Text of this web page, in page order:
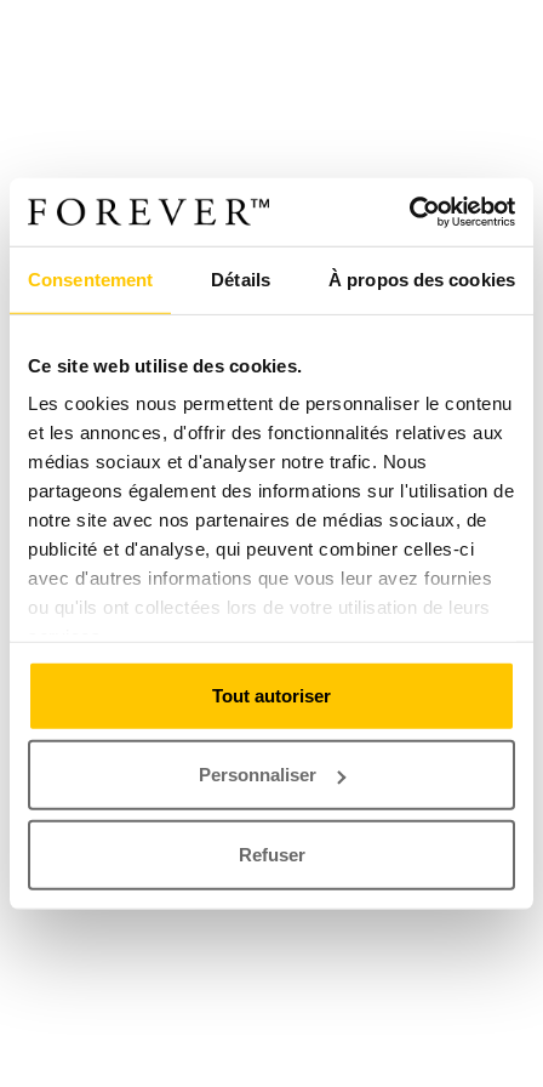
Consentement Détails À propos des cookies
Ce site web utilise des cookies.
Les cookies nous permettent de personnaliser le contenu
et les annonces, d'offrir des fonctionnalités relatives aux
médias sociaux et d'analyser notre trafic. Nous
partageons également des informations sur l'utilisation de
notre site avec nos partenaires de médias sociaux, de
publicité et d'analyse, qui peuvent combiner celles-ci
avec d'autres informations que vous leur avez fournies
ou qu'ils ont collectées lors de votre utilisation de leurs
Tout autoriser
Personnaliser
Refuser